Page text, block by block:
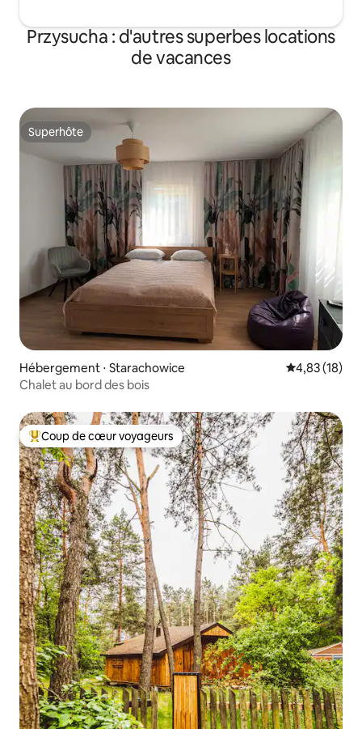
Przysucha : d'autres superbes locations
de vacances
Superhôte
Superhôte
Hébergement ⋅ Starachowice Évaluation
4,83 (18)
Chalet au bord des bois
Coups de cœur voyageurs les plus appréciés
Coup de cœur voyageurs